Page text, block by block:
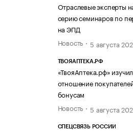
Отраслевые эксперты
серию семинаров по
на ЭПД
Новость
5 августа
ТВОЯАПТЕКА.РФ
«ТвояАптека.рф»
отношение
бонусам
Новость
5 августа
СПЕЦСВЯЗЬ РОССИИ